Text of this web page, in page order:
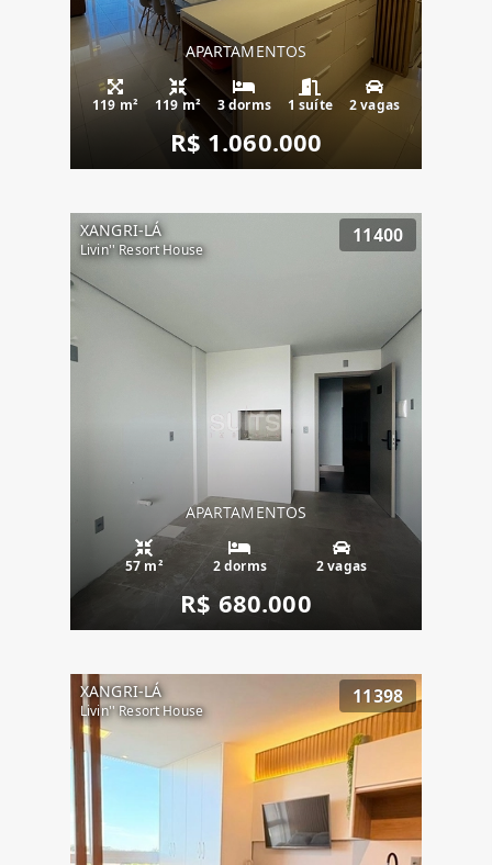
APARTAMENTOS
119 m² 119 m² 3 dorms 1 suíte 2 vagas
R$ 1.060.000
XANGRI-LÁ
Livin'' Resort House
11400
APARTAMENTOS
57 m² 2 dorms 2 vagas
R$ 680.000
XANGRI-LÁ
Livin'' Resort House
11398